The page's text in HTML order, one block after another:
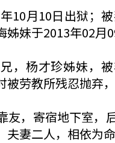
10月10日出狱；
妹于2013年02月
，杨才珍姊妹，
劳教所残忍抛弃，
友，寄宿地下室，
妻二人，相依为